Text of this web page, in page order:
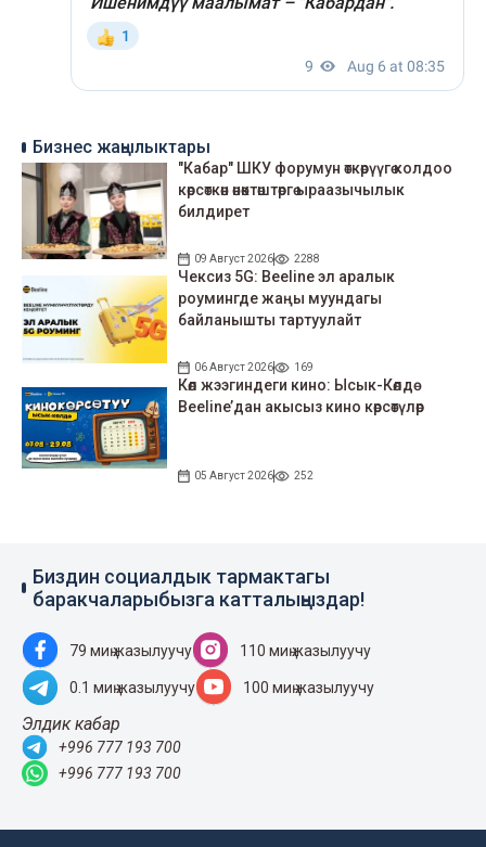
Бизнес жаңылыктары
"Кабар" ШКУ форумун өткөрүүгө колдоо
көрсөткөн өнөктөштөргө ыраазычылык
билдирет
09 Август 2026 2288
Чексиз 5G: Beeline эл аралык
роумингде жаңы муундагы
байланышты тартуулайт
06 Август 2026 169
Көл жээгиндеги кино: Ысык-Көлдө
Beeline’дан акысыз кино көрсөтүлөр
05 Август 2026 252
Биздин социалдык тармактагы
баракчаларыбызга катталыңыздар!
79 миң жазылуучу 110 миң жазылуучу
0.1 миң жазылуучу 100 миң жазылуучу
Элдик кабар
+996 777 193 700
+996 777 193 700